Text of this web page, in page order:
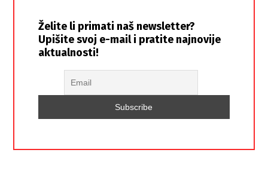
Želite li primati naš newsletter?
Upišite svoj e-mail i pratite najnovije
aktualnosti!